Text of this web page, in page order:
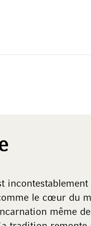
incontestablement
le cœur du
même